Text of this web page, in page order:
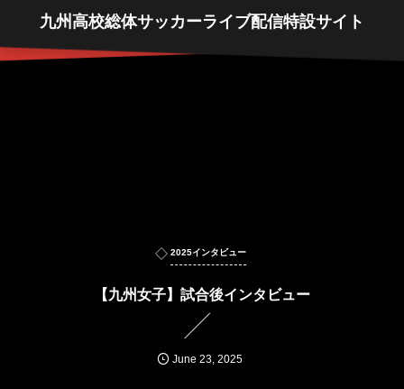
九州高校総体サッカーライブ配信特設サイト
2025インタビュー
【九州女子】試合後インタビュー
June 23,2025